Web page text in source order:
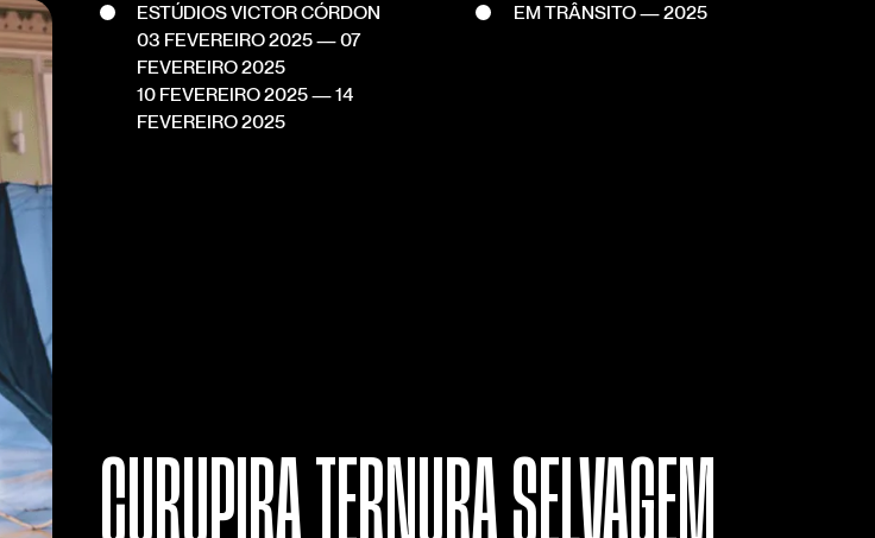
ESTÚDIOS VICTOR CÓRDON
03 FEVEREIRO 2025— 07
FEVEREIRO 2025
10 FEVEREIRO 2025— 14
FEVEREIRO 2025
EM TRÂNSITO — 2025
CURUPIRA TERNURA SELVAGEM